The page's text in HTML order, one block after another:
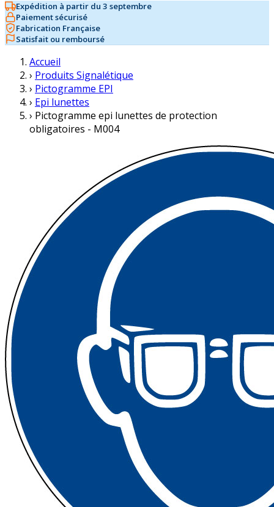
Expédition à partir du 3 septembre
Paiement sécurisé
Fabrication Française
Satisfait ou remboursé
Accueil
› Produits Signalétique
› Pictogramme EPI
› Epi lunettes
› Pictogramme epi lunettes de protection
obligatoires - M004